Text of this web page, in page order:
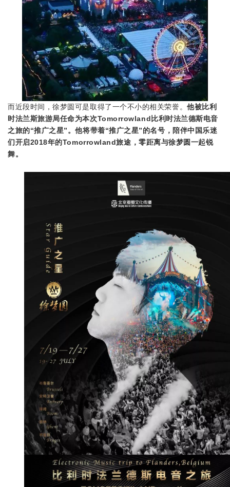
而近段时间，徐梦圆可是取得了一个不小的相关荣誉。他被比利
时法兰斯旅游局任命为本次Tomorrowland比利时法兰德斯电音
之旅的“推广之星”。他将带着“推广之星”的名号，陪伴中国乐迷
们开启2018年的Tomorrowland旅途，零距离与徐梦圆一起锐
舞。